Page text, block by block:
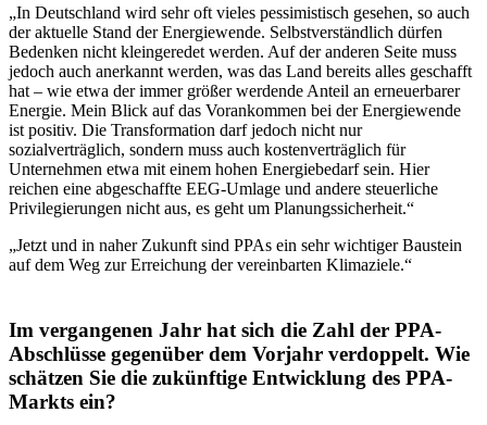
„In Deutschland wird sehr oft vieles pessimistisch gesehen, so auch
der aktuelle Stand der Energiewende. Selbstverständlich dürfen
Bedenken nicht kleingeredet werden. Auf der anderen Seite muss
jedoch auch anerkannt werden, was das Land bereits alles geschafft
hat – wie etwa der immer größer werdende Anteil an erneuerbarer
Energie. Mein Blick auf das Vorankommen bei der Energiewende
ist positiv. Die Transformation darf jedoch nicht nur
sozialverträglich, sondern muss auch kostenverträglich für
Unternehmen etwa mit einem hohen Energiebedarf sein. Hier
reichen eine abgeschaffte EEG-Umlage und andere steuerliche
Privilegierungen nicht aus, es geht um Planungssicherheit.“
„Jetzt und in naher Zukunft sind PPAs ein sehr wichtiger Baustein
auf dem Weg zur Erreichung der vereinbarten Klimaziele.“
Im vergangenen Jahr hat sich die Zahl der PPA-
Abschlüsse gegenüber dem Vorjahr verdoppelt. Wie
schätzen Sie die zukünftige Entwicklung des PPA-
Markts ein?